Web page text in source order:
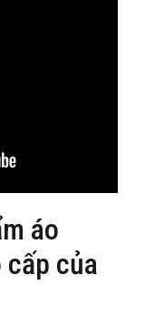
áo
của